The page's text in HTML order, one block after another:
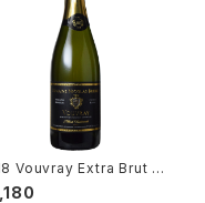
Vouvray Extra Brut Re
/ Dm. Brunet